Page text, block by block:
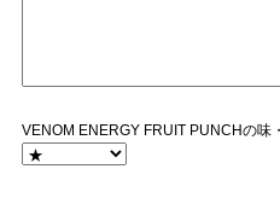
VENOM ENERGY FRUIT PUNCHの味